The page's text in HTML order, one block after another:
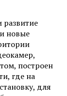
новые
построен
где на
для